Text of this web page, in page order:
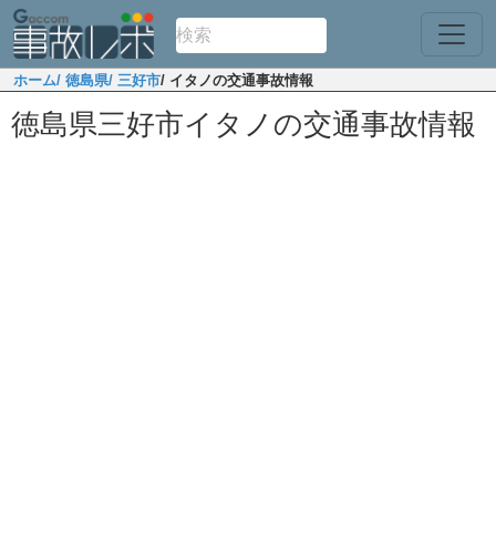
ホーム/ 徳島県/ 三好市/ イタノの交通事故情報
徳島県三好市イタノの交通事故情報